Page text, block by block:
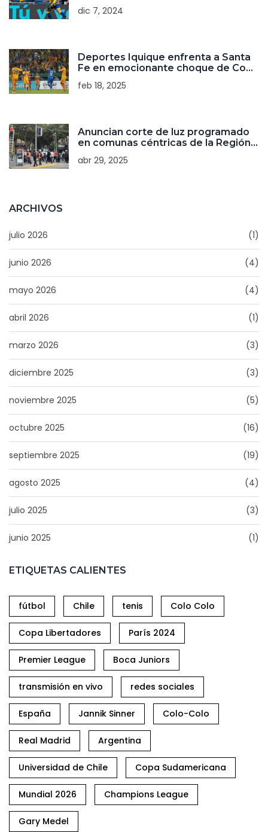
dic 7, 2024
Deportes Iquique enfrenta a Santa
Fe en emocionante choque de Copa
feb 18, 2025
Anuncian corte de luz programado
en comunas céntricas de la Región
abr 29, 2025
ARCHIVOS
julio 2026 (1)
junio 2026 (4)
mayo 2026 (4)
abril 2026 (1)
marzo 2026 (3)
diciembre 2025 (3)
noviembre 2025 (5)
octubre 2025 (16)
septiembre 2025 (19)
agosto 2025 (4)
julio 2025 (3)
junio 2025 (1)
ETIQUETAS CALIENTES
fútbol Chile tenis Colo Colo
Copa Libertadores París 2024
Premier League Boca Juniors
transmisión en vivo redes sociales
España Jannik Sinner Colo-Colo
Real Madrid Argentina
Universidad de Chile Copa Sudamericana
Mundial 2026 Champions League
Gary Medel